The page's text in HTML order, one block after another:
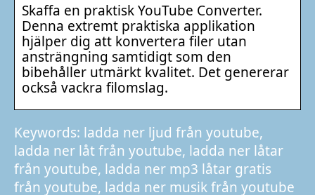
Skaffa en praktisk YouTube Converter.
Denna extremt praktiska applikation
hjälper dig att konvertera filer utan
ansträngning samtidigt som den
bibehåller utmärkt kvalitet. Det genererar
också vackra filomslag.
Keywords: ladda ner ljud från youtube,
ladda ner låt från youtube, ladda ner låtar
från youtube, ladda ner mp3 låtar gratis
från youtube, ladda ner musik från youtube